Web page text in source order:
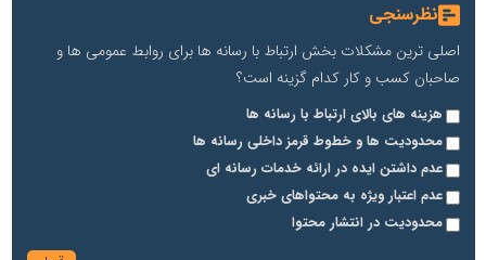
نظرسنجی
اصلی ترین مشکلات بخش ارتباط با رسانه ها برای روابط عمومی ها و
صاحبان کسب و کار کدام گزینه است؟
هزینه های بالای ارتباط با رسانه ها
محدودیت ها و خطوط قرمز داخلی رسانه ها
عدم داشتن ایده در ارائه خدمات رسانه ای
عدم اعتبار ویژه به محتواهای خبری
محدودیت در انتشار محتوا